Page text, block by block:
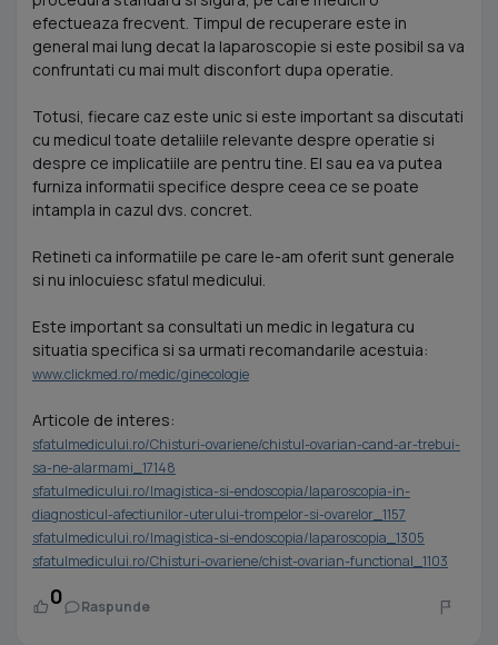
efectueaza frecvent. Timpul de recuperare este in
general mai lung decat la laparoscopie si este posibil sa va
confruntati cu mai mult disconfort dupa operatie.
Totusi, fiecare caz este unic si este important sa discutati
cu medicul toate detaliile relevante despre operatie si
despre ce implicatiile are pentru tine. El sau ea va putea
furniza informatii specifice despre ceea ce se poate
intampla in cazul dvs. concret.
Retineti ca informatiile pe care le-am oferit sunt generale
si nu inlocuiesc sfatul medicului.
Este important sa consultati un medic in legatura cu
situatia specifica si sa urmati recomandarile acestuia:
www.clickmed.ro/medic/ginecologie
Articole de interes:
sfatulmedicului.ro/Chisturi-ovariene/chistul-ovarian-cand-ar-trebui-
sa-ne-alarmami_17148
sfatulmedicului.ro/Imagistica-si-endoscopia/laparoscopia-in-
diagnosticul-afectiunilor-uterului-trompelor-si-ovarelor_1157
sfatulmedicului.ro/Imagistica-si-endoscopia/laparoscopia_1305
sfatulmedicului.ro/Chisturi-ovariene/chist-ovarian-functional_1103
0 Raspunde